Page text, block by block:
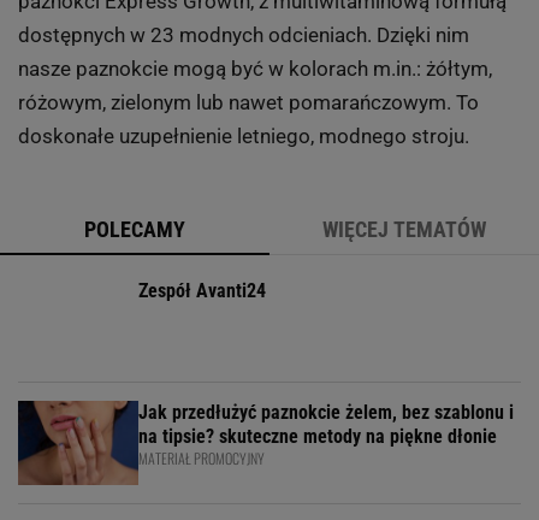
dostępnych w 23 modnych odcieniach. Dzięki nim
nasze paznokcie mogą być w kolorach m.in.: żółtym,
różowym, zielonym lub nawet pomarańczowym. To
doskonałe uzupełnienie letniego, modnego stroju.
POLECAMY WIĘCEJ TEMATÓW
Zespół Avanti24
Jak przedłużyć paznokcie żelem, bez szablonu i
na tipsie? skuteczne metody na piękne dłonie
MATERIAŁ PROMOCYJNY